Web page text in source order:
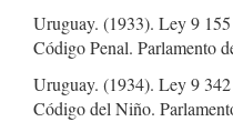
Uruguay. (1933). Ley 9
Código Penal. Parlamento
Uruguay. (1934). Ley 9
Código del Niño.